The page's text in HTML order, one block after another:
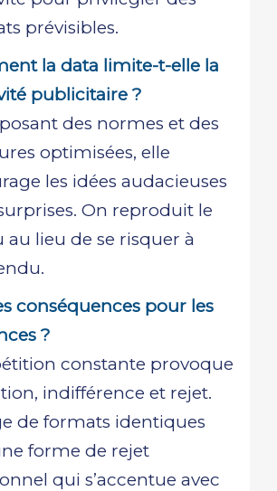
prévisibles.
la data limite-t-elle la
publicitaire ?
des normes et des
optimisées, elle
les idées audacieuses
On reproduit le
au lieu de se risquer à
conséquences pour les
?
constante provoque
indifférence et rejet.
de formats identiques
forme de rejet
qui s’accentue avec